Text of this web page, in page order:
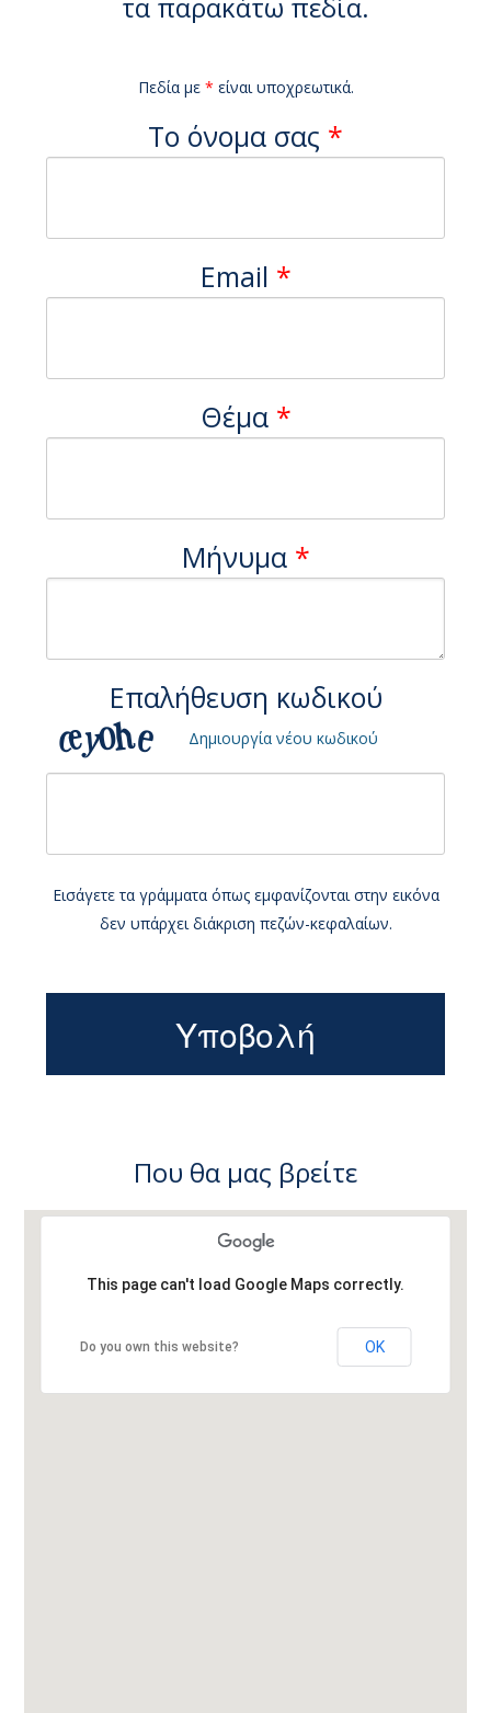
Πεδία με * είναι υποχρεωτικά.
Το όνομα σας *
Email *
Θέμα *
Μήνυμα *
Επαλήθευση κωδικού
Δημιουργία νέου κωδικού
Εισάγετε τα γράμματα όπως εμφανίζονται στην εικόνα
δεν υπάρχει διάκριση πεζών-κεφαλαίων.
Που θα μας βρείτε
This page can't load Google Maps correctly.
Do you own this website? OK